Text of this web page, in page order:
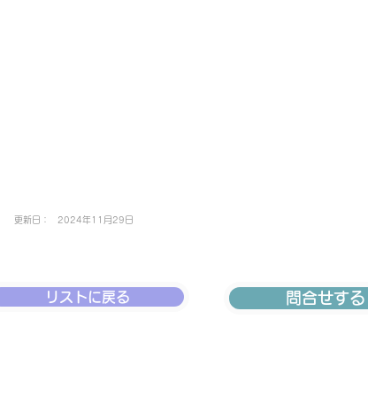
更新日： 2024年11月29日
リストに戻る 問合せする